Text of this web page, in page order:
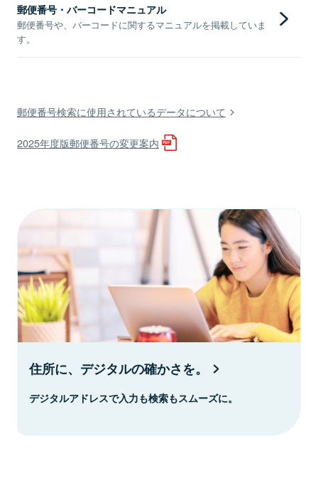
郵便番号・バーコードマニュアル
郵便番号や、バーコードに関するマニュアルを掲載していま
す。
郵便番号検索に使用されているデータについて
2025年度版郵便番号の変更案内
住所に、デジタルの確かさを。
デジタルアドレスで入力も検索もスムーズに。